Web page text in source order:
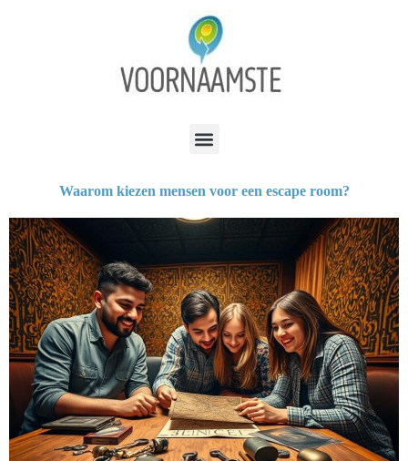
Waarom kiezen mensen voor een escape room?